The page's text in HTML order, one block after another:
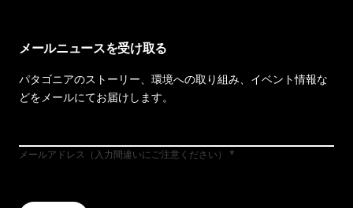
メールニュースを受け取る
パタゴニアのストーリー、環境への取り組み、イベント情報な
どをメールにてお届けします。
メールアドレス（入力間違いにご注意ください）